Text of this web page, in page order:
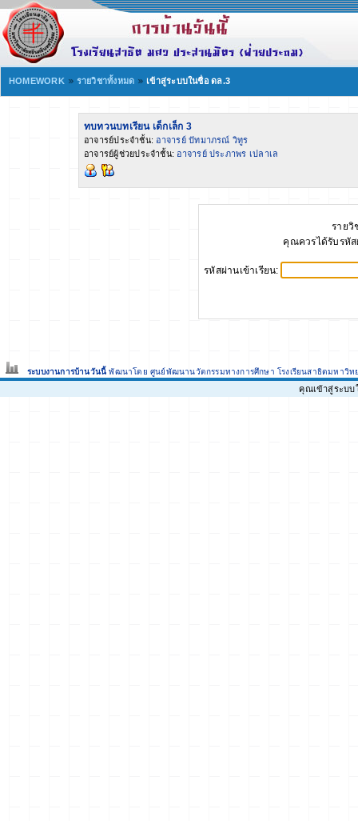
HOMEWORK รายวิชาทั้งหมด เข้าสู่ระบบในชื่อ ดล.3
ทบทวนบทเรียน เด็กเล็ก 3
อาจารย์ประจำชั้น: อาจารย์ ปัทมาภรณ์ วิทูร
อาจารย์ผู้ช่วยประจำชั้น: อาจารย์ ประภาพร เปลาเล
รายวิ
คุณควรได้รับรหั
รหัสผ่านเข้าเรียน:
ระบบงานการบ้านวันนี้ พัฒนาโดย ศูนย์พัฒนานวัตกรรมทางการศึกษา โรงเรียนสาธิตมหาวิ
คุณเข้าสู่ระบบ